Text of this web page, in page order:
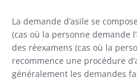
La demande d’asile se
(cas où la personne demande
des réexamens (cas où la
recommence une procédure
généralement les demandes